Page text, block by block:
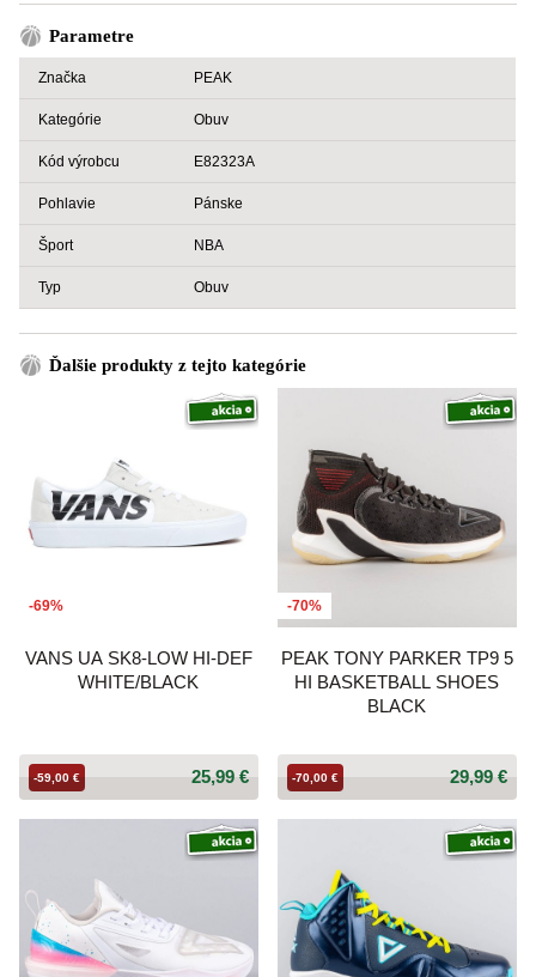
Parametre
Značka PEAK
Kategórie Obuv
Kód výrobcu E82323A
Pohlavie Pánske
Šport NBA
Typ Obuv
Ďalšie produkty z tejto kategórie
-69%
VANS UA SK8-LOW HI-DEF
WHITE/BLACK
25,99 €
-59,00 €
-70%
PEAK TONY PARKER TP9 5
HI BASKETBALL SHOES
BLACK
29,99 €
-70,00 €